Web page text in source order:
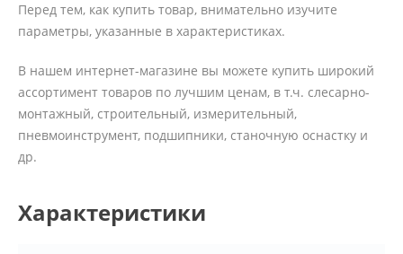
Перед тем, как купить товар, внимательно изучите
параметры, указанные в характеристиках.
В нашем интернет-магазине вы можете купить широкий
ассортимент товаров по лучшим ценам, в т.ч. слесарно-
монтажный, строительный, измерительный,
пневмоинструмент, подшипники, станочную оснастку и
др.
Характеристики